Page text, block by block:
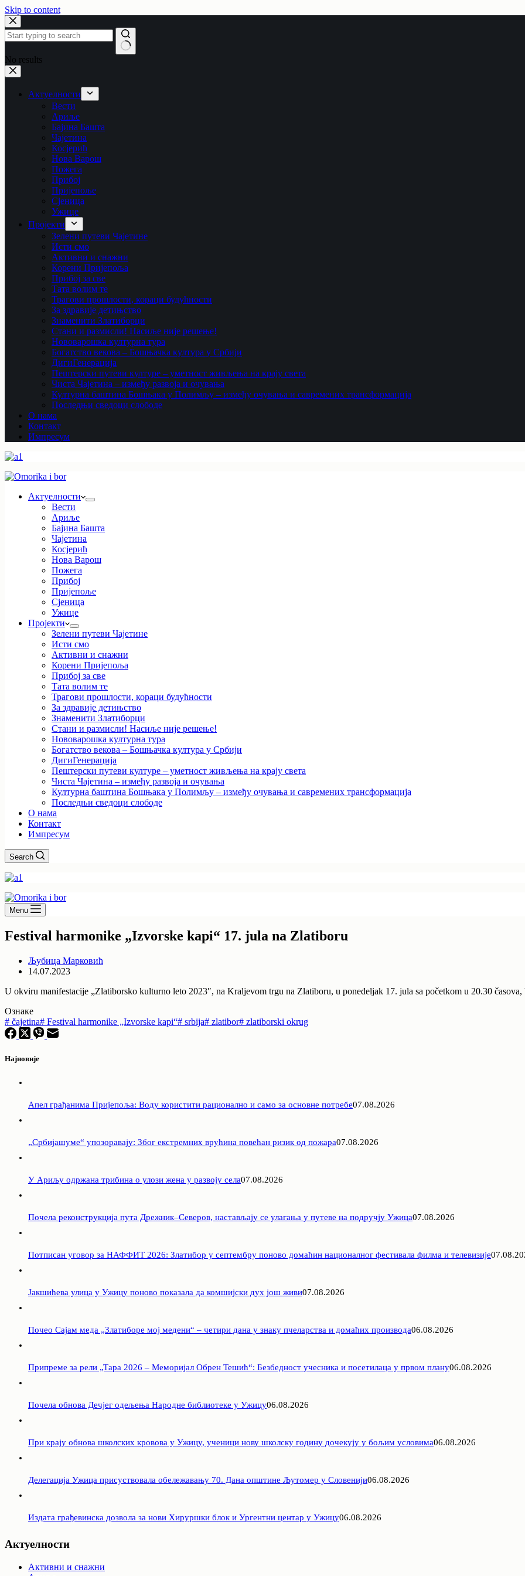
Skip to content
No results
Актуелности
Вести
Ариље
Бајина Башта
Чајетина
Косјерић
Нова Варош
Пожега
Прибој
Пријепоље
Сјеница
Ужице
Пројекти
Зелени путеви Чајетине
Исти смо
Активни и снажни
Корени Пријепоља
Прибој за све
Тата волим те
Трагови прошлости, кораци будућности
За здравије детињство
Знаменити Златиборци
Стани и размисли! Насиље није решење!
Нововарошка културна тура
Богатство векова – Бошњачка култура у Србији
ДигиГенерација
Пештерски путеви културе – уметност живљења на крају света
Чиста Чајетина – између развоја и очувања
Културна баштина Бошњака у Полимљу – између очувања и савремених трансформација
Последњи сведоци слободе
О нама
Контакт
Импресум
Актуелности
Вести
Ариље
Бајина Башта
Чајетина
Косјерић
Нова Варош
Пожега
Прибој
Пријепоље
Сјеница
Ужице
Пројекти
Зелени путеви Чајетине
Исти смо
Активни и снажни
Корени Пријепоља
Прибој за све
Тата волим те
Трагови прошлости, кораци будућности
За здравије детињство
Знаменити Златиборци
Стани и размисли! Насиље није решење!
Нововарошка културна тура
Богатство векова – Бошњачка култура у Србији
ДигиГенерација
Пештерски путеви културе – уметност живљења на крају света
Чиста Чајетина – између развоја и очувања
Културна баштина Бошњака у Полимљу – између очувања и савремених трансформација
Последњи сведоци слободе
О нама
Контакт
Импресум
Search
Menu
Festival harmonike „Izvorske kapi“ 17. jula na Zlatiboru
Љубица Марковић
14.07.2023
U okviru manifestacije „Zlatiborsko kulturno leto 2023″, na Kraljevom trgu na Zlatiboru, u ponedeljak 17. jula sa početkom u 20.30
Ознаке
# čajetina# Festival harmonike „Izvorske kapi“# srbija# zlatibor# zlatiborski okrug
Најновије
Апел грађанима Пријепоља: Воду користити рационално и само за основне потребе07.08.2026
„Србијашуме“ упозоравају: Због екстремних врућина повећан ризик од пожара07.08.2026
У Ариљу одржана трибина о улози жена у развоју села07.08.2026
Почела реконструкција пута Дрежник–Северов, настављају се улагања у путеве на подручју Ужица07.08.2026
Потписан уговор за НАФФИТ 2026: Златибор у септембру поново домаћин националног фестивала филма и телевизије
Јакшићева улица у Ужицу поново показала да комшијски дух још живи07.08.2026
Почео Сајам меда „Златиборе мој медени“ – четири дана у знаку пчеларства и домаћих производа06.08.2026
Припреме за рели „Тара 2026 – Меморијал Обрен Тешић“: Безбедност учесника и посетилаца у првом плану06.08.2026
Почела обнова Дечјег одељења Народне библиотеке у Ужицу06.08.2026
При крају обнова школских кровова у Ужицу, ученици нову школску годину дочекују у бољим условима06.08.2026
Делегација Ужица присуствовала обележавању 70. Дана општине Љутомер у Словенији06.08.2026
Издата грађевинска дозвола за нови Хируршки блок и Ургентни центар у Ужицу06.08.2026
Актуелности
Активни и снажни